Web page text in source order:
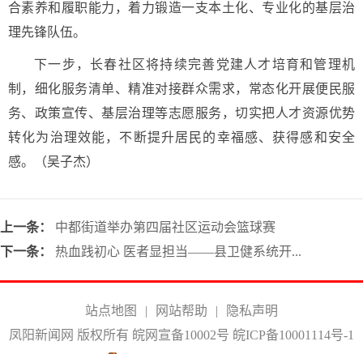
合素养和履职能力，着力锻造一支本土化、专业化的基层治
理先锋队伍。
下一步，长春社区将持续完善党建人才培育和管理机
制，细化服务清单、精准对接群众需求，常态化开展便民服
务、政策宣传、基层治理等志愿服务，切实把人才资源优势
转化为治理效能，不断提升居民的幸福感、获得感和安全
感。
（吴子杰）
上一条：
中都街道举办第四届社区运动会篮球赛
下一条：
热血践初心 医者显担当——县卫健系统开...
站点地图 | 网站帮助 |
隐私声明
凤阳新闻网 版权所有 皖网宣备10002号 皖ICP备10001114号-1